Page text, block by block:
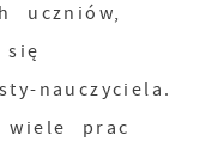
uczniów,
nauczyciela.
prac